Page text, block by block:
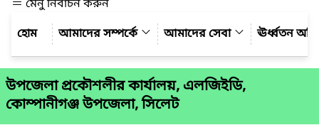
মেনু নির্বাচন করুন
আমাদের সম্পর্কে
আমাদের সেবা ঊর্ধ্বতন
উপজেলা প্রকৌশলীর কার্যালয়, এলজিইডি,
কোম্পানীগঞ্জ উপজেলা, সিলেট